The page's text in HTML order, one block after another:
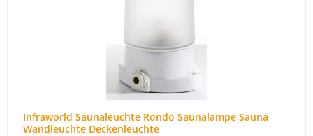
Infraworld Saunaleuchte Rondo Saunalampe Sauna
Wandleuchte Deckenleuchte